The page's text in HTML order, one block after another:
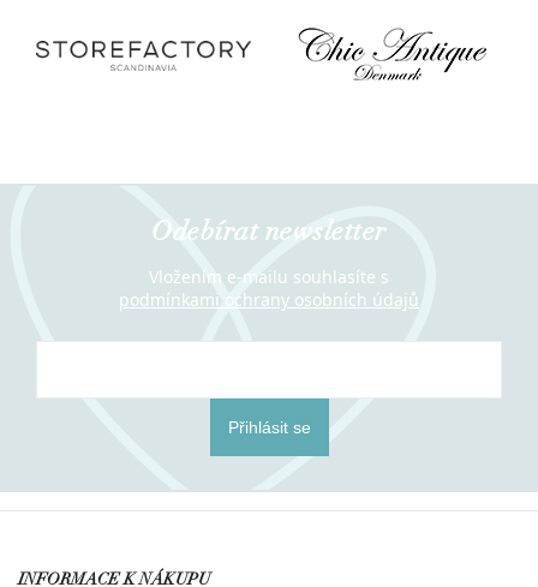
Odebírat newsletter
Vložením e-mailu souhlasíte s
podmínkami ochrany osobních údajů
Přihlásit se
INFORMACE K NÁKUPU